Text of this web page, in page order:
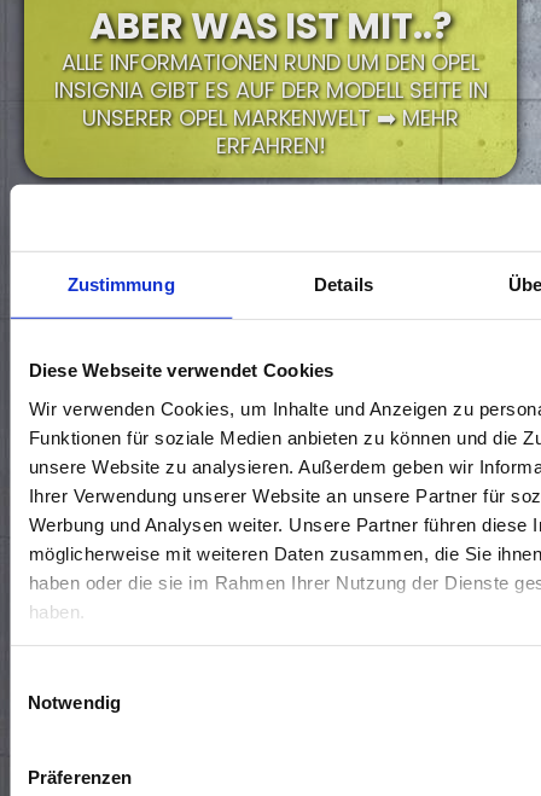
Zustimmung Details
Diese Webseite verwendet Cookies
Wir verwenden Cookies, um Inhalte und Anzeigen zu
Funktionen für soziale Medien anbieten zu können und die
unsere Website zu analysieren. Außerdem geben wir
Ihrer Verwendung unserer Website an unsere Partner für
Werbung und Analysen weiter. Unsere Partner führen diese
möglicherweise mit weiteren Daten zusammen, die Sie
haben oder die sie im Rahmen Ihrer Nutzung der Dienste
haben.
Notwendig
Präferenzen
ABER WAS IST MIT..?
ALLE INFORMATIONEN RUND UM DEN OPEL
INSIGNIA GIBT ES AUF DER MODELL SEITE IN
UNSERER OPEL MARKENWELT ➡️ MEHR
ERFAHREN!
KONTAKTIERE UNS 🤝
Standort wählen*
Termin vereinbaren
Allgemeine Frage